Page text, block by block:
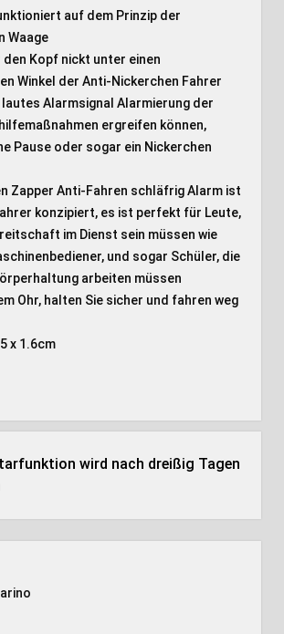
auf dem Prinzip der
Waage
den Kopf nickt unter einen
Winkel der Anti-Nickerchen Fahrer
Alarmsignal Alarmierung der
ergreifen können,
Pause oder sogar ein Nickerchen
Zapper Anti-Fahren schläfrig Alarm ist
konzipiert, es ist perfekt für Leute,
im Dienst sein müssen wie
und sogar Schüler, die
arbeiten müssen
Ohr, halten Sie sicher und fahren weg
x 1.6cm
wird nach dreißig Tagen